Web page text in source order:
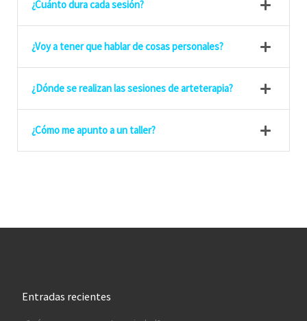
¿Cuánto dura cada sesión?
¿Voy a tener que hablar de cosas personales?
¿Dónde se realizan las sesiones de arteterapia?
¿Cómo me apunto a un taller?
Entradas recientes